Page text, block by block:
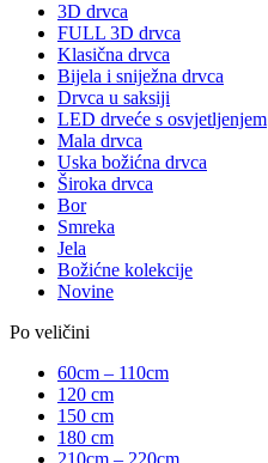
3D drvca
FULL 3D drvca
Klasična drvca
Bijela i sniježna drvca
Drvca u saksiji
LED drveće s osvjetljenjem
Mala drvca
Uska božićna drvca
Široka drvca
Bor
Smreka
Jela
Božićne kolekcije
Novine
Po veličini
60cm – 110cm
120 cm
150 cm
180 cm
210cm – 220cm